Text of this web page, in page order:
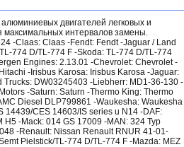
двигателей легковых и
максимальных интервалов замены.
-Claas: Claas -Fendt: Fendt -Jaguar / Land
774 D/TL-774 F -Skoda: TL-774 D/TL-774
Engines: 2.13.01 -Chevrolet: Chevrolet -
-Irisbus Karosa: Irisbus Karosa -Jaguar:
DW03245403 -Liebherr: MD1-36-130 -
-Saturn: Saturn -Thermo King: Thermo
Diesel DLP799861 -Waukesha: Waukesha
14439/CES 14603/IS series u N14 -DAF:
-Mack: 014 GS 17009 -MAN: 324 Typ
-Renault: Nissan Renault RNUR 41-01-
Pielstick/TL-774 D/TL-774 F -Mazda: MEZ